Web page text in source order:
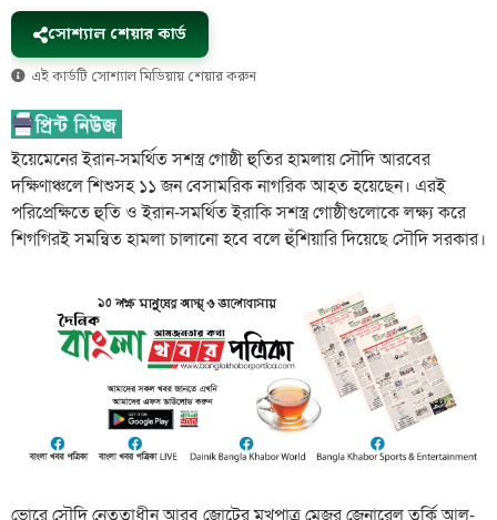
সোশ্যাল শেয়ার কার্ড
এই কার্ডটি সোশ্যাল মিডিয়ায় শেয়ার করুন
ইয়েমেনের ইরান-সমর্থিত সশস্ত্র গোষ্ঠী হুতির হামলায় সৌদি আরবের
দক্ষিণাঞ্চলে শিশুসহ ১১ জন বেসামরিক নাগরিক আহত হয়েছেন। এরই
পরিপ্রেক্ষিতে হুতি ও ইরান-সমর্থিত ইরাকি সশস্ত্র গোষ্ঠীগুলোকে লক্ষ্য করে
শিগগিরই সমন্বিত হামলা চালানো হবে বলে হুঁশিয়ারি দিয়েছে সৌদি সরকার।
ভোরে সৌদি নেতৃত্বাধীন আরব জোটের মুখপাত্র মেজর জেনারেল তুর্কি আল-